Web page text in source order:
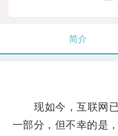
简介
现如今，互联网已
一部分，但不幸的是